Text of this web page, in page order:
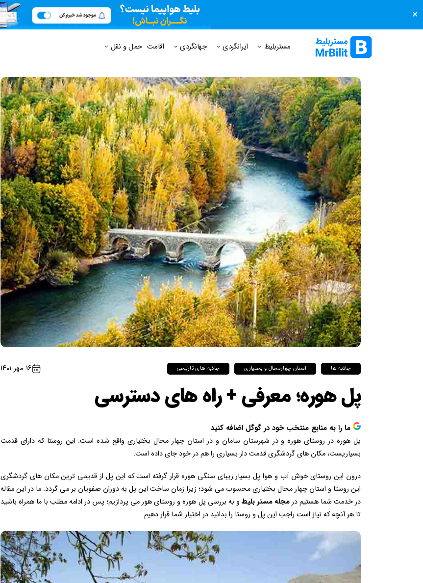
✕
مستر بلیط مجله مستر بلیط پرسش های متداول
مستربلیط ایرانگردی جهانگردی اقامت حمل و نقل
جاذبه ها استان چهارمحال و بختیاری جاذبه های تاریخی ۱۶ مهر ۱۴۰۱
پل هوره؛ معرفی + راه های دسترسی
ما را به منابع منتخب خود در گوگل اضافه کنید
پل هوره در روستای هوره و در شهرستان سامان و در استان چهار محال بختیاری واقع شده است. این روستا که دارای قدمت
بسیاریست، مکان های گردشگری قدمت دار بسیاری را هم در خود جای داده است.
درون این روستای خوش آب و هوا پل بسیار زیبای سنگی هوره قرار گرفته است که این پل از قدیمی ترین مکان های گردشگری
این روستا و استان چهار محال بختیاری محسوب می شود؛ زیرا زمان ساخت این پل به دوران صفویان بر می گردد. ما در این مقاله
در خدمت شما هستیم درمجله مستر بلیط و به بررسی پل هوره و روستای هور می پردازیم؛ پس در ادامه مطلب با ما همراه باشید
تا هر آنچه که نیاز است راجب این پل و روستا را بدانید در اختیار شما قرار دهیم.